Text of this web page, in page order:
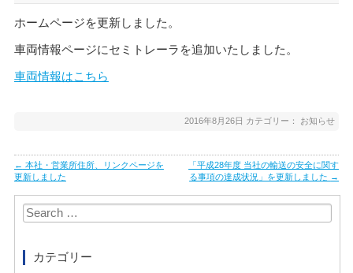
ホームページを更新しました。
車両情報ページにセミトレーラを追加いたしました。
車両情報はこちら
2016年8月26日 カテゴリー： お知らせ
Post
navigation
← 本社・営業所住所、リンクページを
更新しました
「平成28年度 当社の輸送の安全に関す
る事項の達成状況」を更新しました →
Search
for:
カテゴリー